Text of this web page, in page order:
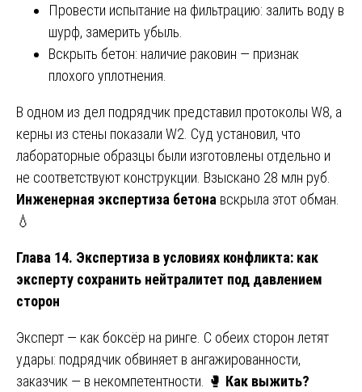
Провести испытание на фильтрацию: залить воду в
шурф, замерить убыль.
Вскрыть бетон: наличие раковин — признак
плохого уплотнения.
В одном из дел подрядчик представил протоколы W8, а
керны из стены показали W2. Суд установил, что
лабораторные образцы были изготовлены отдельно и
не соответствуют конструкции. Взыскано 28 млн руб.
Инженерная экспертиза бетона вскрыла этот обман.
💧
Глава 14. Экспертиза в условиях конфликта: как
эксперту сохранить нейтралитет под давлением
сторон
Эксперт — как боксёр на ринге. С обеих сторон летят
удары: подрядчик обвиняет в ангажированности,
заказчик — в некомпетентности. 🥊 Как выжить?